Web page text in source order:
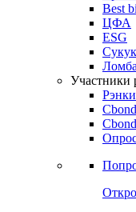
Best
ЦФА
ESG
Сукук
Участники